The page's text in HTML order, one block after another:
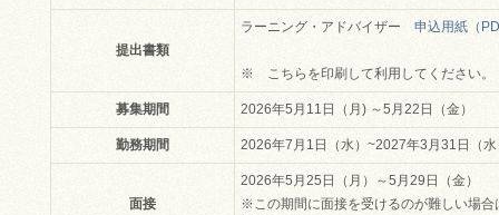
提出書類
ラーニング・アドバイザー 申込用紙（
※ こちらを印刷して利用してください。
募集期間 2026年5月11日（月) ～5月22日（金）
勤務期間 2026年7月1日（水）~2027年3月31日（水
面接
2026年5月25日（月）～5月29日（金）
※この期間に面接を受けるのが難しい場合